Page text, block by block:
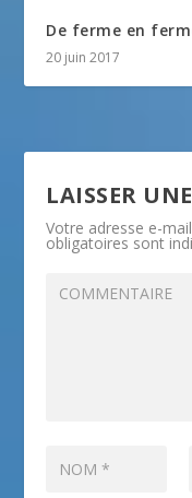
De ferme en
20 juin 2017
LAISSER
Votre adresse e-
obligatoires sont